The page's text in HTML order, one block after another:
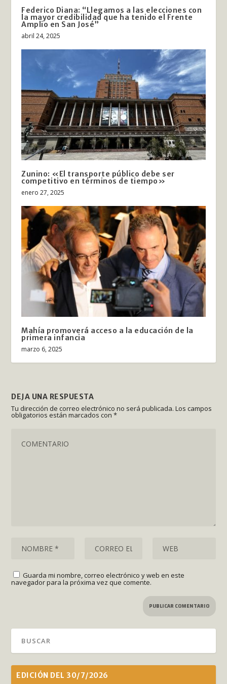
Federico Diana: “Llegamos a las elecciones con
la mayor credibilidad que ha tenido el Frente
Amplio en San José”
abril 24, 2025
Zunino: «El transporte público debe ser
competitivo en términos de tiempo»
enero 27, 2025
Mahía promoverá acceso a la educación de la
primera infancia
marzo 6, 2025
DEJA UNA RESPUESTA
Tu dirección de correo electrónico no será publicada. Los campos
obligatorios están marcados con*
Guarda mi nombre, correo electrónico y web en este
navegador para la próxima vez que comente.
EDICIÓN DEL 30/7/2026